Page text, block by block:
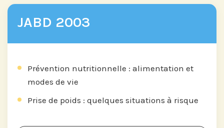
JABD 2003
Prévention nutritionnelle : alimentation et
modes de vie
Prise de poids : quelques situations à risque